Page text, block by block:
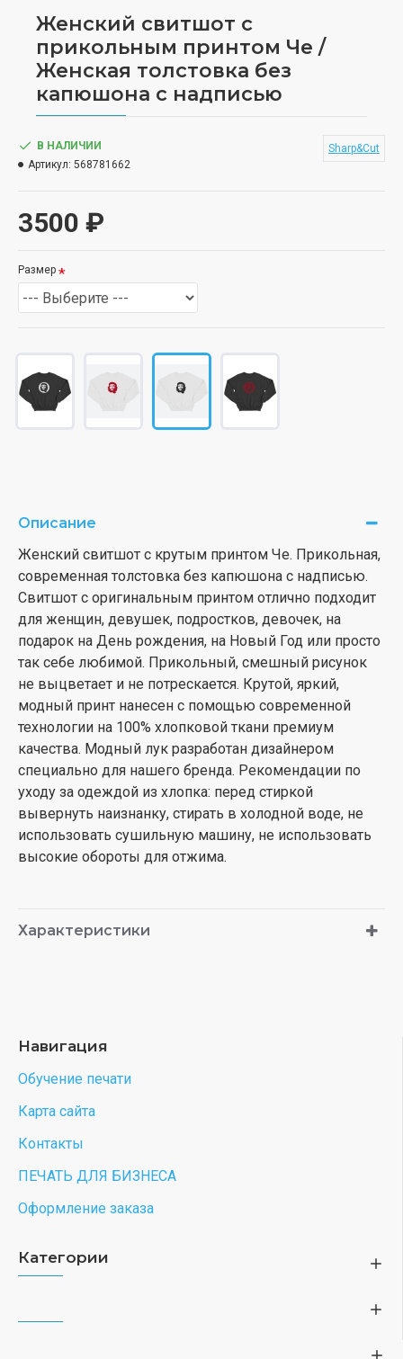
Женский свитшот с
прикольным принтом Че /
Женская толстовка без
капюшона с надписью
3500 ₽
В НАЛИЧИИ
Артикул: 568781662
Sharp&Cut
Размер
Описание
Женский свитшот с крутым принтом Че. Прикольная,
современная толстовка без капюшона с надписью.
Свитшот с оригинальным принтом отлично подходит
для женщин, девушек, подростков, девочек, на
подарок на День рождения, на Новый Год или просто
так себе любимой. Прикольный, смешный рисунок
не выцветает и не потрескается. Крутой, яркий,
модный принт нанесен с помощью современной
технологии на 100% хлопковой ткани премиум
качества. Модный лук разработан дизайнером
специально для нашего бренда. Рекомендации по
уходу за одеждой из хлопка: перед стиркой
вывернуть наизнанку, стирать в холодной воде, не
использовать сушильную машину, не использовать
высокие обороты для отжима.
Характеристики
Навигация
Обучение печати
Карта сайта
Контакты
ПЕЧАТЬ ДЛЯ БИЗНЕСА
Оформление заказа
Категории